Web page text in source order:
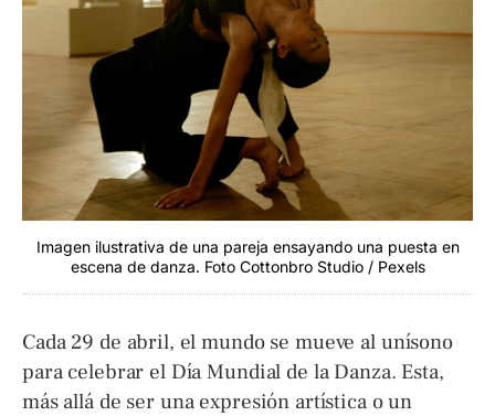
Imagen ilustrativa de una pareja ensayando una puesta en
escena de danza. Foto Cottonbro Studio / Pexels
Cada 29 de abril, el mundo se mueve al unísono
para celebrar el Día Mundial de la Danza. Esta,
más allá de ser una expresión artística o un